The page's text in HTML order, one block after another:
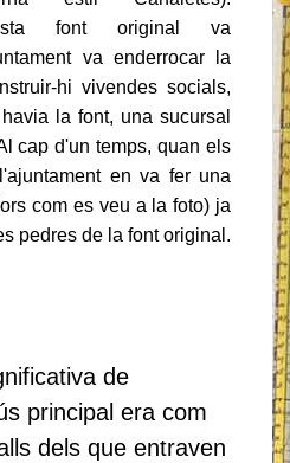
font original va
va enderrocar la
hi vivendes socials,
la font, una sucursal
cap d'un temps, quan els
en va fer una
com es veu a la foto) ja
pedres de la font original.
de
principal era com
dels que entraven